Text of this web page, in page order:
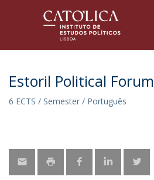
Estoril Political Forum
6 ECTS / Semester / Português